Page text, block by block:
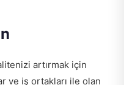
artırmak için
ve iş ortakları ile olan